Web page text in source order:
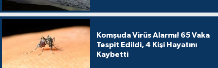
Komşuda Virüs Alarmı! 65 Vaka
Tespit Edildi, 4 Kişi Hayatını
Kaybetti